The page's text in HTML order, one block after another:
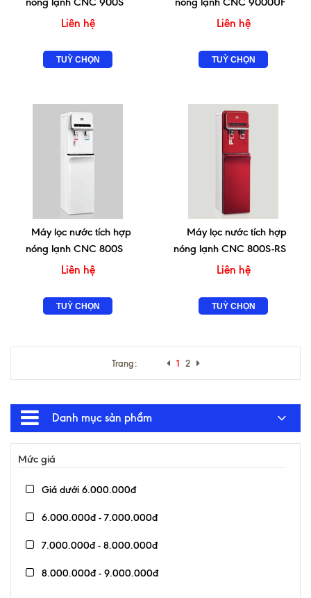
Liên hệ
TUỲ CHỌN
Liên hệ
TUỲ CHỌN
Máy lọc nước tích hợp
nóng lạnh CNC 800S
Liên hệ
TUỲ CHỌN
Máy lọc nước tích hợp
nóng lạnh CNC 800S-RS
Liên hệ
TUỲ CHỌN
Trang: 1 2
Danh mục sản phẩm
Mức giá
Giá dưới 6.000.000đ
6.000.000đ - 7.000.000đ
7.000.000đ - 8.000.000đ
8.000.000đ - 9.000.000đ